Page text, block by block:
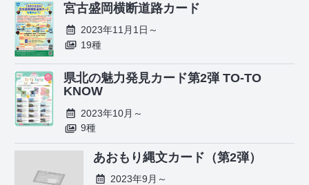
宮古盛岡横断道路カード
2023年11月1日～
19種
県北の魅力発見カード第2弾 TO-TO
KNOW
2023年10月～
9種
あおもり縄文カード（第2弾）
2023年9月～